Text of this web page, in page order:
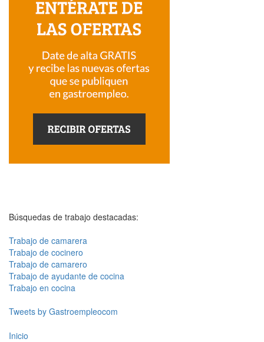
Búsquedas de trabajo destacadas:
Trabajo de camarera
Trabajo de cocinero
Trabajo de camarero
Trabajo de ayudante de cocina
Trabajo en cocina
Tweets by Gastroempleocom
Inicio